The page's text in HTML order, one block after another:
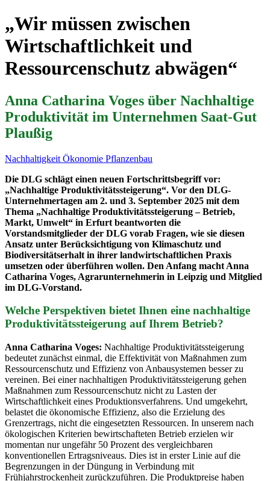
„Wir müssen zwischen
Wirtschaftlichkeit und
Ressourcenschutz abwägen“
Anna Catharina Voges über Nachhaltige
Produktivität im Unternehmen Saat-Gut
Plaußig
Nachhaltigkeit Ökonomie Pflanzenbau
Die DLG schlägt einen neuen Fortschrittsbegriff vor:
„Nachhaltige Produktivitätssteigerung“. Vor den DLG-
Unternehmertagen am 2. und 3. September 2025 mit dem
Thema „Nachhaltige Produktivitätssteigerung – Betrieb,
Markt, Umwelt“ in Erfurt beantworten die
Vorstandsmitglieder der DLG vorab Fragen, wie sie diesen
Ansatz unter Berücksichtigung von Klimaschutz und
Biodiversitätserhalt in ihrer landwirtschaftlichen Praxis
umsetzen oder überführen wollen. Den Anfang macht Anna
Catharina Voges, Agrarunternehmerin in Leipzig und Mitglied
im DLG-Vorstand.
Welche Perspektiven bietet Ihnen eine nachhaltige
Produktivitätssteigerung auf Ihrem Betrieb?
Anna Catharina Voges: Nachhaltige Produktivitätssteigerung
bedeutet zunächst einmal, die Effektivität von Maßnahmen zum
Ressourcenschutz und Effizienz von Anbausystemen besser zu
vereinen. Bei einer nachhaltigen Produktivitätssteigerung gehen
Maßnahmen zum Ressourcenschutz nicht zu Lasten der
Wirtschaftlichkeit eines Produktionsverfahrens. Und umgekehrt,
belastet die ökonomische Effizienz, also die Erzielung des
Grenzertrags, nicht die eingesetzten Ressourcen. In unserem nach
ökologischen Kriterien bewirtschafteten Betrieb erzielen wir
momentan nur ungefähr 50 Prozent des vergleichbaren
konventionellen Ertragsniveaus. Dies ist in erster Linie auf die
Begrenzungen in der Düngung in Verbindung mit
Frühjahrstrockenheit zurückzuführen. Die Produktpreise haben